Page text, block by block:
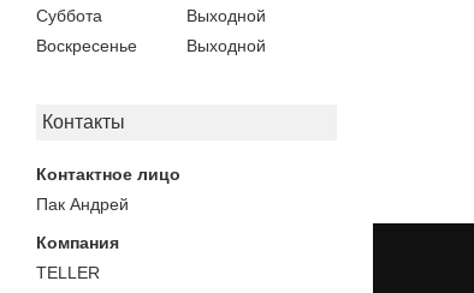
Суббота
Выходной
Воскресенье
Выходной
Контакты
Пак Андрей
TELLER